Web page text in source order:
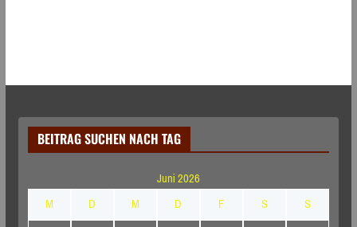
BEITRAG SUCHEN NACH TAG
Juni 2026
M
D M D F S
S